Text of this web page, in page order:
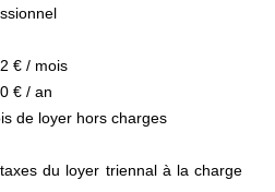
€ / mois
€ / an
de loyer hors charges
du loyer triennal à la charge